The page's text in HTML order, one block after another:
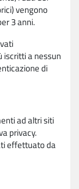
vengono
3 anni.
iscritti a nessun
di
ad altri siti
privacy.
effettuato da